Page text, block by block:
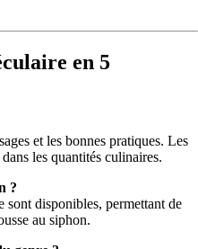
en 5
et les bonnes pratiques. Les
les quantités culinaires.
?
disponibles, permettant de
au siphon.